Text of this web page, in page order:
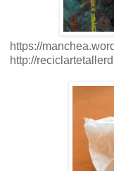
https://
http://